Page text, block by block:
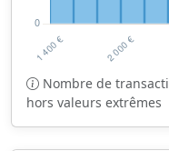
Nombre de
hors valeurs extrêmes